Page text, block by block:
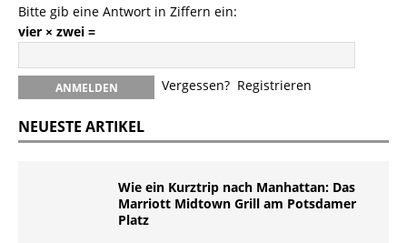
Bitte gib eine Antwort in Ziffern ein:
vier × zwei =
Vergessen? Registrieren
NEUESTE ARTIKEL
Wie ein Kurztrip nach Manhattan: Das
Marriott Midtown Grill am Potsdamer
Platz